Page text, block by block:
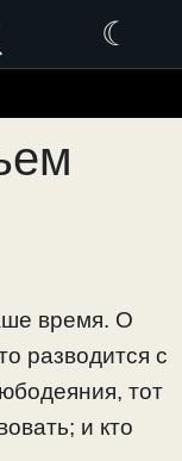
☾
время. О
разводится с
тот
и кто